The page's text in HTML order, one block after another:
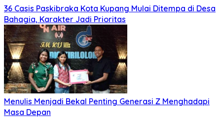
36 Casis Paskibraka Kota Kupang Mulai Ditempa di Desa
Bahagia, Karakter Jadi Prioritas
Menulis Menjadi Bekal Penting Generasi Z Menghadapi
Masa Depan